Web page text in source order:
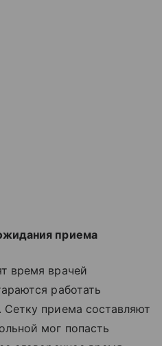
приема
время врачей
работать
приема составляют
мог попасть